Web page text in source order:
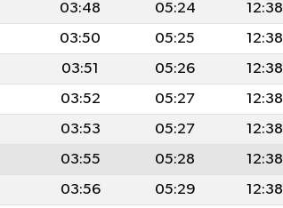
03:48 05:24 12:38
03:50 05:25 12:38
03:51 05:26 12:38
03:52 05:27 12:38
03:53 05:27 12:38
03:55 05:28 12:38
03:56 05:29 12:38